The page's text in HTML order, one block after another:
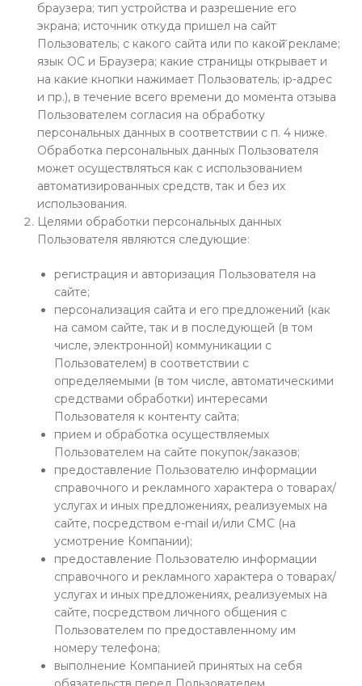
браузера; тип устройства и разрешение его
экрана; источник откуда пришел на сайт
Пользователь; с какого сайта или по какой̆ рекламе;
язык ОС и Браузера; какие страницы открывает и
на какие кнопки нажимает Пользователь; ip-адрес
и пр.), в течение всего времени до момента отзыва
Пользователем согласия на обработку
персональных данных в соответствии с п. 4 ниже.
Обработка персональных данных Пользователя
может осуществляться как с использованием
автоматизированных средств, так и без их
использования.
Целями обработки персональных данных
Пользователя являются следующие:
регистрация и авторизация Пользователя на
сайте;
персонализация сайта и его предложений (как
на самом сайте, так и в последующей (в том
числе, электронной) коммуникации с
Пользователем) в соответствии с
определяемыми (в том числе, автоматическими
средствами обработки) интересами
Пользователя к контенту сайта;
прием и обработка осуществляемых
Пользователем на сайте покупок/заказов;
предоставление Пользователю информации
справочного и рекламного характера о товарах/
услугах и иных предложениях, реализуемых на
сайте, посредством e-mail и/или СМС (на
усмотрение Компании);
предоставление Пользователю информации
справочного и рекламного характера о товарах/
услугах и иных предложениях, реализуемых на
сайте, посредством личного общения с
Пользователем по предоставленному им
номеру телефона;
выполнение Компанией принятых на себя